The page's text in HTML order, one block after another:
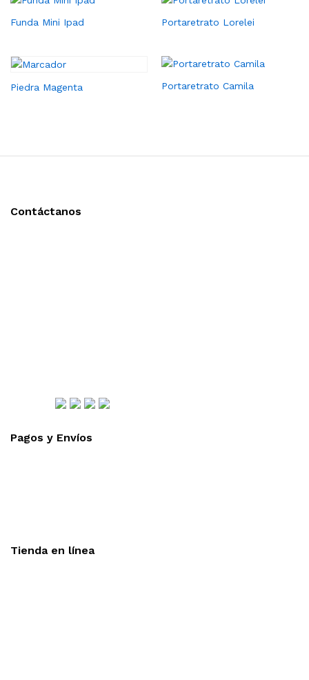
Funda Mini Ipad Portaretrato Lorelei
Piedra Magenta Portaretrato Camila
Contáctanos
Pagos y Envíos
Tienda en línea